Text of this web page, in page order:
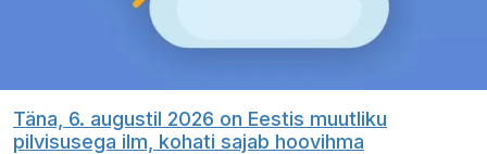
Täna, 6. augustil 2026 on Eestis muutliku
pilvisusega ilm, kohati sajab hoovihma